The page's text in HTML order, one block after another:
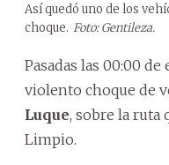
Así quedó uno de los
choque. Foto: Gentileza.
Pasadas las 00:00
violento choque de
Luque, sobre la ruta
Limpio.